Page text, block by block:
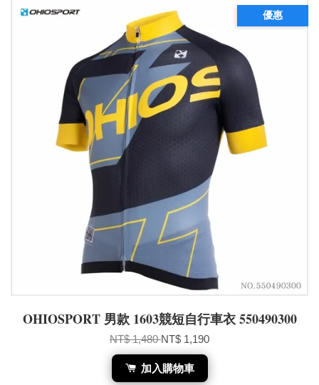
優惠
OHIOSPORT 男款 1603競短自行車衣 550490300
NT$ 1,480NT$ 1,190
加入購物車